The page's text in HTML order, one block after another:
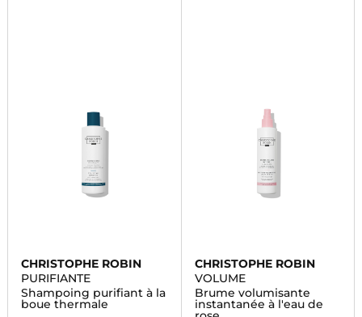
CHRISTOPHE ROBIN
PURIFIANTE
Shampoing purifiant à la
boue thermale
CHRISTOPHE ROBIN
VOLUME
Brume volumisante
instantanée à l'eau de